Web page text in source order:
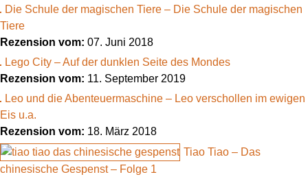
Die Schule der magischen Tiere – Die Schule der magischen
Tiere
Rezension vom: 07. Juni 2018
Lego City – Auf der dunklen Seite des Mondes
Rezension vom: 11. September 2019
Leo und die Abenteuermaschine – Leo verschollen im ewigen
Eis u.a.
Rezension vom: 18. März 2018
Tiao Tiao – Das
chinesische Gespenst – Folge 1